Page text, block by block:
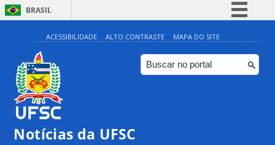
BRASIL
Simplifique!
Comunica BR
Participe
ACESSIBILIDADE ALTO CONTRASTE MAPA DO SITE
Notícias da UFSC